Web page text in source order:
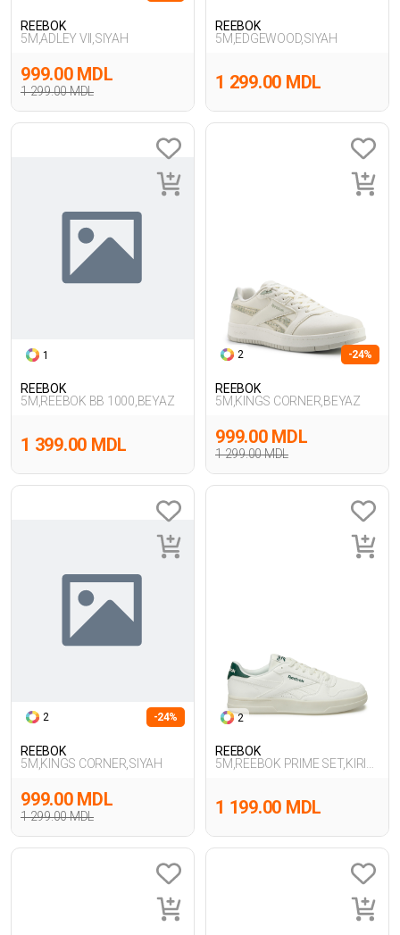
REEBOK
5M,ADLEY VII,SIYAH
1 299.00 MDL
999.00 MDL
REEBOK
5M,EDGEWOOD,SIYAH
1 299.00 MDL
1
REEBOK
5M,REEBOK BB 1000,BEYAZ
1 399.00 MDL
2 -24%
REEBOK
5M,KINGS CORNER,BEYAZ
1 299.00 MDL
999.00 MDL
2 -24%
REEBOK
5M,KINGS CORNER,SIYAH
1 299.00 MDL
999.00 MDL
2
REEBOK
5M,REEBOK PRIME SET,KIRIK
1 199.00 MDL